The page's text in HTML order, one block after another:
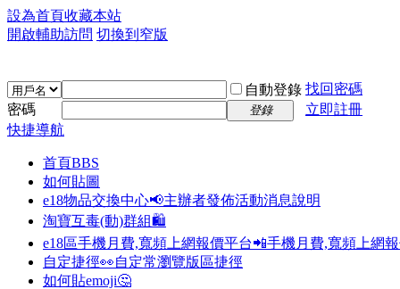
設為首頁收藏本站
開啟輔助訪問 切換到窄版
自動登錄 找回密碼
密碼
登錄
立即註冊
快捷導航
首頁BBS
如何貼圖
e18物品交換中心📢主辦者發佈活動消息說明
淘寶互毒(動)群組🛍️
e18區手機月費,寬頻上網報價平台📲手機月費,寬頻上網
自定捷徑👀自定常瀏覽版區捷徑
如何貼emoji🤔